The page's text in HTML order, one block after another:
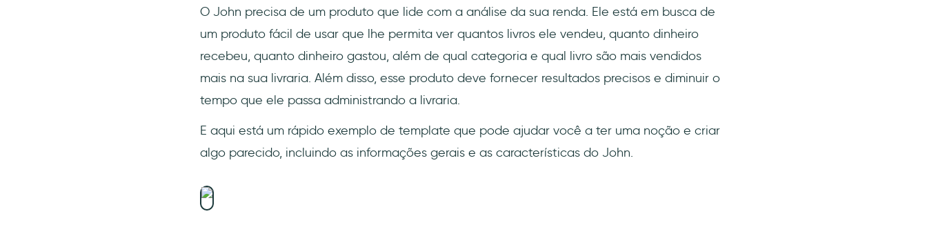
O John precisa de um produto que lide com a análise da sua renda. Ele está em busca de
um produto fácil de usar que lhe permita ver quantos livros ele vendeu, quanto dinheiro
recebeu, quanto dinheiro gastou, além de qual categoria e qual livro são mais vendidos
mais na sua livraria. Além disso, esse produto deve fornecer resultados precisos e diminuir o
tempo que ele passa administrando a livraria.
E aqui está um rápido exemplo de template que pode ajudar você a ter uma noção e criar
algo parecido, incluindo as informações gerais e as características do John.